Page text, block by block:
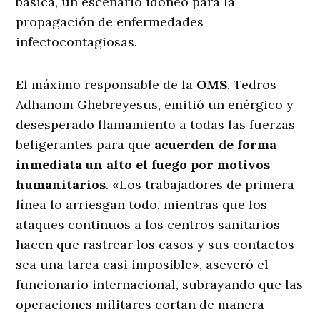
propagación de enfermedades
infectocontagiosas.
El máximo responsable de la OMS, Tedros
Adhanom Ghebreyesus, emitió un enérgico y
desesperado llamamiento a todas las fuerzas
beligerantes para que acuerden de forma
inmediata un alto el fuego por motivos
humanitarios. «Los trabajadores de primera
línea lo arriesgan todo, mientras que los
ataques continuos a los centros sanitarios
hacen que rastrear los casos y sus contactos
sea una tarea casi imposible», aseveró el
funcionario internacional, subrayando que las
operaciones militares cortan de manera